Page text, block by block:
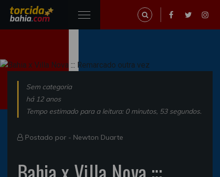
Sem categoria
há 12 anos
Tempo estimado para a leitura: 0 minutos, 53 segundos.
Postado por - Newton Duarte